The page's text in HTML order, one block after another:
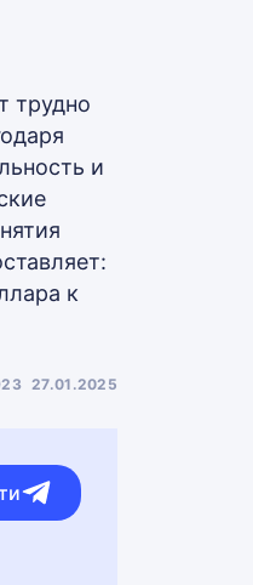
трудно
и
к
27.01.2025